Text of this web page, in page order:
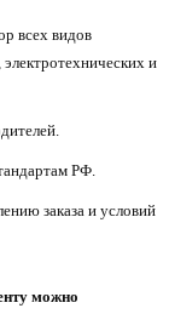
всех видов
и
РФ.
заказа и условий
можно